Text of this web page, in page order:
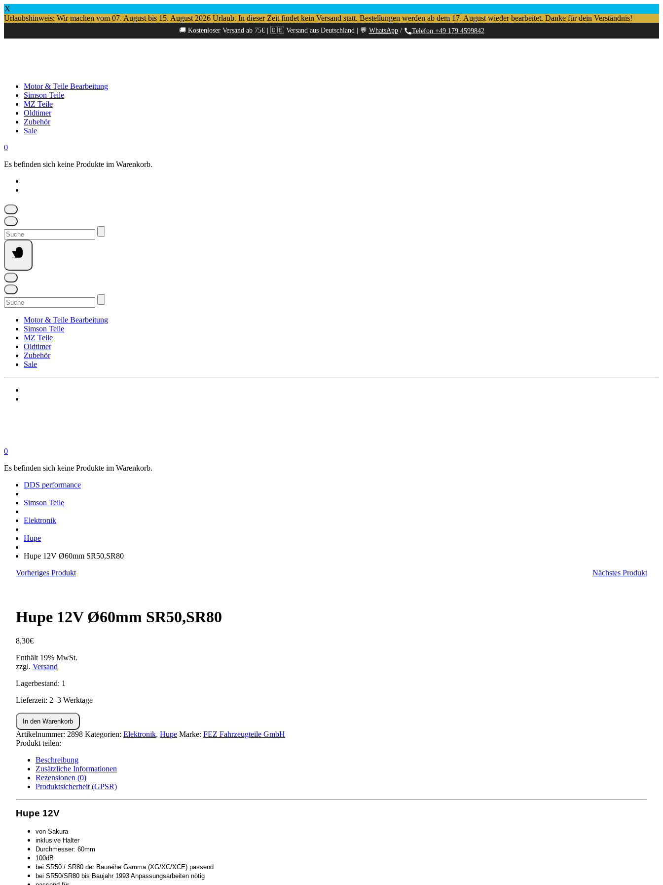
X
Urlaubshinweis: Wir machen vom 07. August bis 15. August 2026 Urlaub. In dieser Zeit findet kein Versand statt. Bestellungen werden ab dem 17. August wieder bearbeitet. Danke für dein Verständnis!
🚚 Kostenloser Versand ab 75€ | 🇩🇪 Versand aus Deutschland | 💬 WhatsApp/ Telefon +49 179 4599842
Motor & Teile Bearbeitung
Simson Teile
MZ Teile
Oldtimer
Zubehör
Sale
0
Es befinden sich keine Produkte im Warenkorb.
Suchen
nach:
Suchen
nach:
Motor & Teile Bearbeitung
Simson Teile
MZ Teile
Oldtimer
Zubehör
Sale
0
Es befinden sich keine Produkte im Warenkorb.
DDS performance
Simson Teile
Elektronik
Hupe
Hupe 12V Ø60mm SR50,SR80
Vorheriges Produkt
Nächstes Produkt
Hupe 12V Ø60mm SR50,SR80
8,30€
Enthält 19% MwSt.
zzgl. Versand
Lagerbestand: 1
Lieferzeit: 2–3 Werktage
Hupe
12V
Ø60mm
SR50,SR80
In den Warenkorb
Artikelnummer: 2898 Kategorien: Elektronik, Hupe Marke: FEZ Fahrzeugteile GmbH
Produkt teilen:
Beschreibung
Zusätzliche Informationen
Rezensionen (0)
Produktsicherheit (GPSR)
Hupe 12V
von Sakura
inklusive Halter
Durchmesser: 60mm
100dB
bei SR50 / SR80 der Baureihe Gamma (XG/XC/XCE) passend
bei SR50/SR80 bis Baujahr 1993 Anpassungsarbeiten nötig